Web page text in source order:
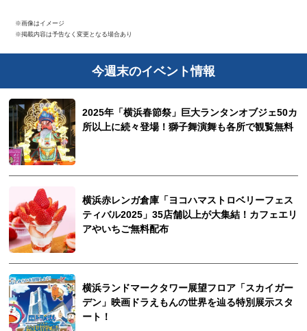
※画像はイメージ
※掲載内容は予告なく変更となる場合あり
今週末のイベント情報
2025年「横浜春節祭」巨大ランタンオブジェ50カ
所以上に続々登場！獅子舞演舞も各所で観覧無料
横浜赤レンガ倉庫「ヨコハマストロベリーフェス
ティバル2025」35店舗以上が大集結！カフェエリ
アやいちご無料配布
横浜ランドマークタワー展望フロア「スカイガー
デン」映画ドラえもんの世界を辿る特別展示スタ
ート！